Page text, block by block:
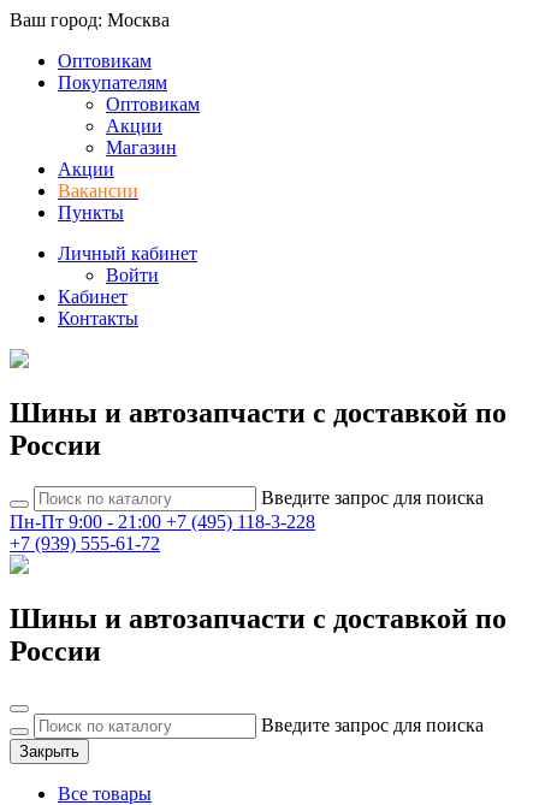
Ваш город: Москва
Оптовикам
Покупателям
Оптовикам
Акции
Магазин
Акции
Вакансии
Пункты
Личный кабинет
Войти
Кабинет
Контакты
Шины и автозапчасти с доставкой по
России
Введите запрос для поиска
Пн-Пт 9:00 - 21:00 +7 (495) 118-3-228
+7 (939) 555-61-72
Шины и автозапчасти с доставкой по
России
Введите запрос для поиска
Закрыть
Все товары